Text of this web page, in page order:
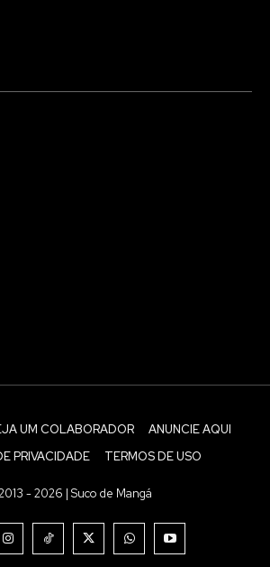
UM COLABORADOR
ANUNCIE AQUI
PRIVACIDADE
TERMOS DE USO
- 2026 | Suco de Mangá